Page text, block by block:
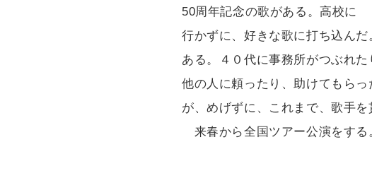
50周年記念の歌がある。高校に
行かずに、好きな歌に打ち込んだ
ある。４０代に事務所がつぶれた
他の人に頼ったり、助けてもらっ
が、めげずに、これまで、歌手を
来春から全国ツアー公演をする